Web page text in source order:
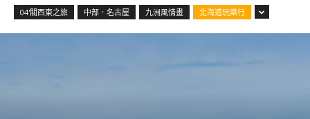
04'關西東之旅 中部．名古屋 九洲風情畫 北海道玩樂行